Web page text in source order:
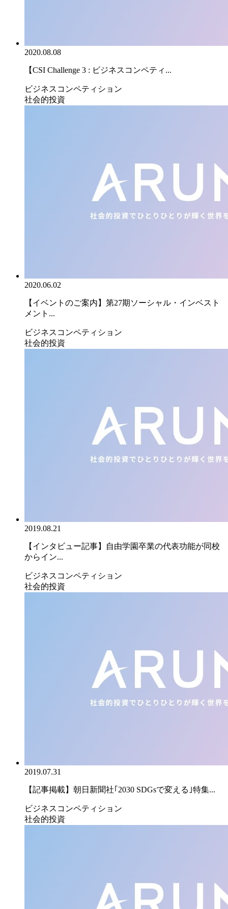
2020.08.08
【CSI Challenge 3 : ビジネスコンペティ...
ビジネスコンペティション
社会的投資
2020.06.02
【イベントのご案内】第27期ソーシャル・インベスト
メント...
ビジネスコンペティション
社会的投資
2019.08.21
【インタビュー記事】自由学園卒業の代表功能が同校
からイン...
ビジネスコンペティション
社会的投資
2019.07.31
【記事掲載】朝日新聞社｢2030 SDGsで変える｣特集...
ビジネスコンペティション
社会的投資